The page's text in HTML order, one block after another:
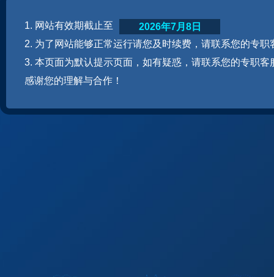
1. 网站有效期截止至
2. 为了网站能够正常运行请您及时续费，请联系您的专职
3. 本页面为默认提示页面，如有疑惑，请联系您的专职客
感谢您的理解与合作！
2026年7月8日